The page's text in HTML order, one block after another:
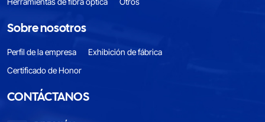
Sobre nosotros
Perfil de la empresa
Exhibición de fábrica
Certificado de Honor
CONTÁCTANOS